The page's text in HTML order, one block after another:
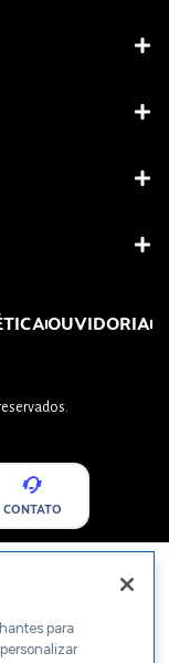
OUVIDORIA
CONTATO
para